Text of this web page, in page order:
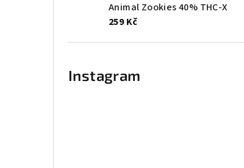
Animal Zookies 40% THC-X
259 Kč
Instagram